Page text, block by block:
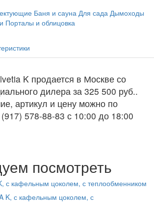
Баня и сауна Для сада Дымоходы
Порталы и облицовка
K продается в Москве со
дилера за 325 500 руб..
артикул и цену можно по
578-88-83 с 10:00 до 18:00
посмотреть
с кафельным цоколем, с теплообменником